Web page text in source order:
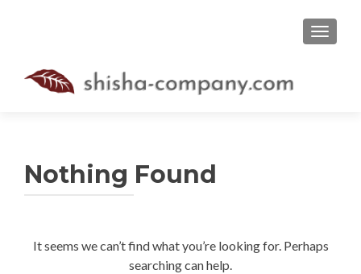
Nothing Found
It seems we can’t find what you’re looking for. Perhaps
searching can help.